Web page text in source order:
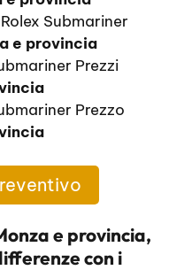
Submariner
e provincia
Prezzi
Prezzo
e provincia,
con i